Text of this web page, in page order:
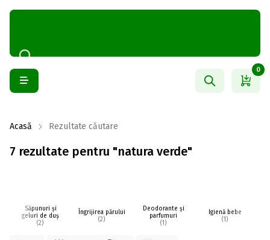
0
Acasă Rezultate căutare
7 rezultate pentru "natura verde"
Săpunuri și
geluri de duș
(2)
Îngrijirea părului
(2)
Deodorante și
parfumuri
(1)
Igienă bebe
(1)